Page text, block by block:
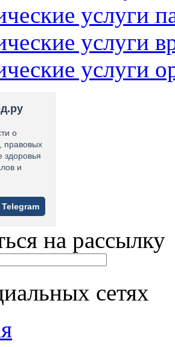
услуги
услуги
услуги
о
правовых
здоровья
и
на рассылку
сетях